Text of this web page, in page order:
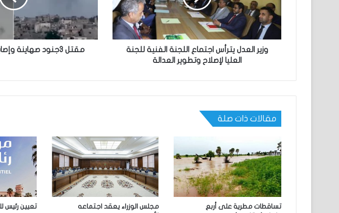
بَلَّال بعد تألقه
العُماني
توقع عواصف
غرب موريتانيا
الإخباري ينشر
هجوم مسلح
تساقطات
واسعة بعشر
وزير العدل يترأس اجتماع اللجنة الفنية للجنة
العليا لإصلاح وتطوير العدالة
مقتل 3جنود صهاينة وإصابة ٱخرين في غزة
مقالات ذات صلة
تساقطات مطرية على أربع
مجلس الوزراء يعقد اجتماعه
تعيين رئيس